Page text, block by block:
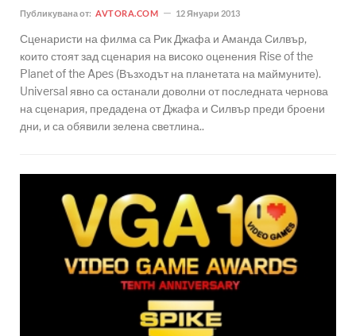
Публикувана от: AVTORA.COM 12 Януари 2013
Сценаристи на филма са Рик Джафа и Аманда Силвър,
които стоят зад сценария на високо оценения Rise of the
Planet of the Apes (Възходът на планетата на маймуните).
Universal явно са останали доволни от последната чернова
на сценария, предадена от Джафа и Силвър преди броени
дни, и са обявили зелена светлина..